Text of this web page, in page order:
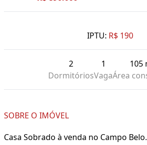
IPTU: R$ 190
2
Dormitórios
1
Vaga
105
Área
SOBRE O IMÓVEL
Casa Sobrado à venda no Campo Belo.